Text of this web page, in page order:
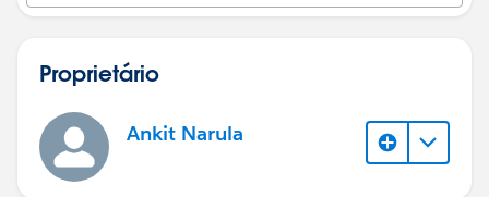
Proprietário
Ankit Narula